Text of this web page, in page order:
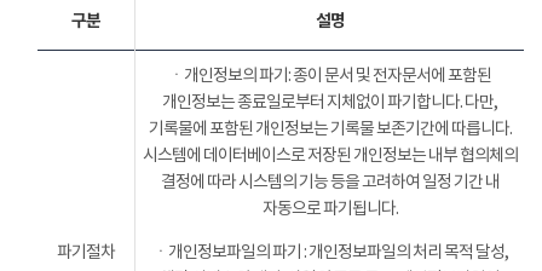
구분 설명
파기절차
ㆍ개인정보의 파기: 종이 문서 및 전자문서에 포함된
개인정보는 종료일로부터 지체없이 파기합니다. 다만,
기록물에 포함된 개인정보는 기록물 보존기간에 따릅니다.
시스템에 데이터베이스로 저장된 개인정보는 내부 협의체의
결정에 따라 시스템의 기능 등을 고려하여 일정 기간 내
자동으로 파기됩니다.
ㆍ개인정보파일의 파기 : 개인정보파일의 처리 목적 달성,